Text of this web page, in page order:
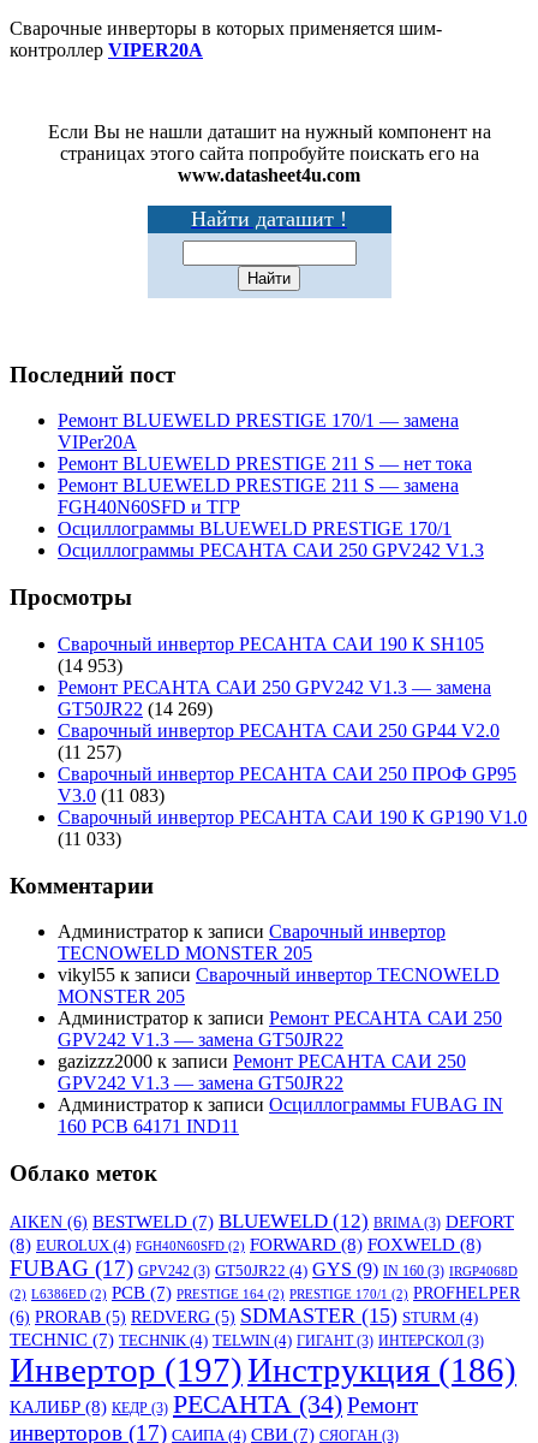
Сварочные инверторы в которых применяется шим-
контроллер VIPER20A
Если Вы не нашли даташит на нужный компонент на
страницах этого сайта попробуйте поискать его на
www.datasheet4u.com
Найти даташит !
Последний пост
Ремонт BLUEWELD PRESTIGE 170/1 — замена
VIPer20A
Ремонт BLUEWELD PRESTIGE 211 S — нет тока
Ремонт BLUEWELD PRESTIGE 211 S — замена
FGH40N60SFD и ТГР
Осциллограммы BLUEWELD PRESTIGE 170/1
Осциллограммы РЕСАНТА САИ 250 GPV242 V1.3
Просмотры
Сварочный инвертор РЕСАНТА САИ 190 К SH105
(14 953)
Ремонт РЕСАНТА САИ 250 GPV242 V1.3 — замена
GT50JR22 (14 269)
Сварочный инвертор РЕСАНТА САИ 250 GP44 V2.0
(11 257)
Сварочный инвертор РЕСАНТА САИ 250 ПРОФ GP95
V3.0 (11 083)
Сварочный инвертор РЕСАНТА САИ 190 К GP190 V1.0
(11 033)
Комментарии
Администратор к записи Сварочный инвертор
TECNOWELD MONSTER 205
vikyl55 к записи Сварочный инвертор TECNOWELD
MONSTER 205
Администратор к записи Ремонт РЕСАНТА САИ 250
GPV242 V1.3 — замена GT50JR22
gazizzz2000 к записи Ремонт РЕСАНТА САИ 250
GPV242 V1.3 — замена GT50JR22
Администратор к записи Осциллограммы FUBAG IN
160 PCB 64171 IND11
Облако меток
AIKEN (6) BESTWELD (7) BLUEWELD (12) BRIMA (3) DEFORT
(8) EUROLUX (4) FGH40N60SFD (2) FORWARD (8) FOXWELD (8)
FUBAG (17) GPV242 (3) GT50JR22 (4) GYS (9) IN 160 (3) IRGP4068D
(2) L6386ED (2) PCB (7) PRESTIGE 164 (2) PRESTIGE 170/1 (2) PROFHELPER
(6) PRORAB (5) REDVERG (5) SDMASTER (15) STURM (4)
TECHNIC (7) TECHNIK (4) TELWIN (4) ГИГАНТ(3) ИНТЕРСКОЛ (3)
Инвертор (197)Инструкция (186)
КАЛИБР (8) КЕДР (3) РЕСАНТА (34)Ремонт
инверторов (17) САИПА (4) СВИ (7) СЯОГАН (3)